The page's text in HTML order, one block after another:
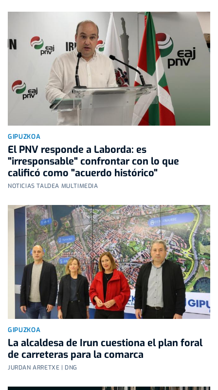
GIPUZKOA
El PNV responde a Laborda: es
"irresponsable" confrontar con lo que
calificó como "acuerdo histórico"
NOTICIAS TALDEA MULTIMEDIA
GIPUZKOA
La alcaldesa de Irun cuestiona el plan foral
de carreteras para la comarca
JURDAN ARRETXE | DNG